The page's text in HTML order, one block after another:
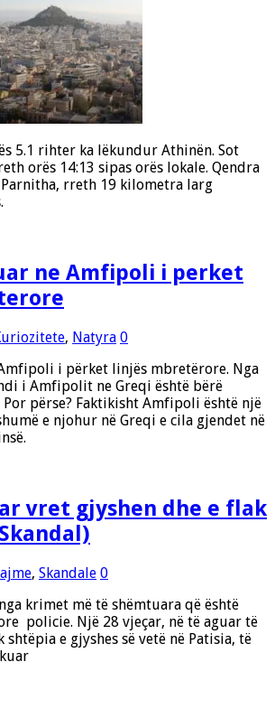
5.1 rihter ka lëkundur Athinën. Sot
orës 14:13 sipas orës lokale. Qendra
rreth 19 kilometra larg
ne Amfipoli i perket
, Natyra 0
i përket linjës mbretërore. Nga
i Amfipolit ne Greqi është bërë
përse? Faktikisht Amfipoli është një
e njohur në Greqi e cila gjendet në
vret gjyshen dhe e flak
, Skandale 0
krimet më të shëmtuara që është
policie. Një 28 vjeçar, në të aguar të
e gjyshes së vetë në Patisia, të